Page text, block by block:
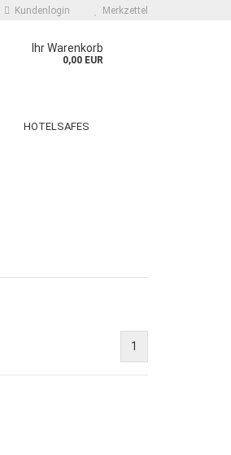
Kundenlogin Merkzettel
Ihr Warenkorb
0,00 EUR
HOTELSAFES
1